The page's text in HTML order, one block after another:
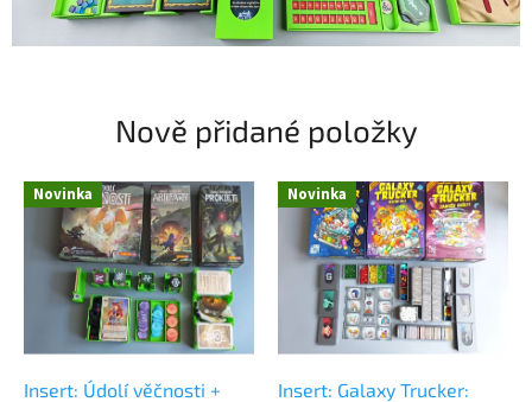
p
n
ě
Nově přidané položky
Novinka
Insert: Údolí věčnosti +
Novinka
Insert: Galaxy Trucker: